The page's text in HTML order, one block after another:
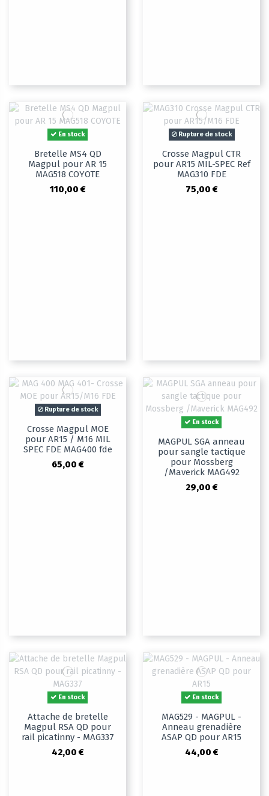
En stock
Bretelle MS4 QD
Magpul pour AR 15
MAG518 COYOTE
110,00 €
Rupture de stock
Crosse Magpul CTR
pour AR15 MIL-SPEC Ref
MAG310 FDE
75,00 €
Rupture de stock
Crosse Magpul MOE
pour AR15 / M16 MIL
SPEC FDE MAG400 fde
65,00 €
En stock
MAGPUL SGA anneau
pour sangle tactique
pour Mossberg
/Maverick MAG492
29,00 €
En stock
Attache de bretelle
Magpul RSA QD pour
rail picatinny - MAG337
42,00 €
En stock
MAG529 - MAGPUL -
Anneau grenadière
ASAP QD pour AR15
44,00 €